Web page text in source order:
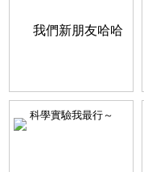
科學實驗我最行～